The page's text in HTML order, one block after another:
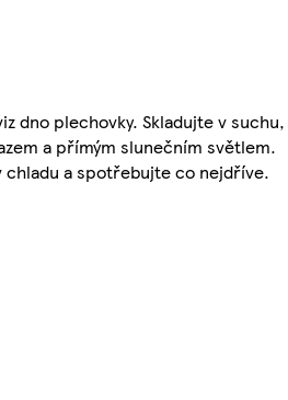
dno plechovky. Skladujte v suchu,
a přímým slunečním světlem.
chladu a spotřebujte co nejdříve.